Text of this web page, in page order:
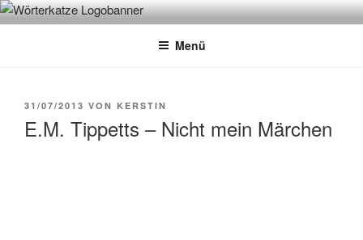
Zum
InhaltWÖRTERKATZE
Von Büchern erzählen
Menü
VERÖFFENTLICHT
31/07/2013 VON KERSTIN
E.M. Tippetts – Nicht mein Märchen